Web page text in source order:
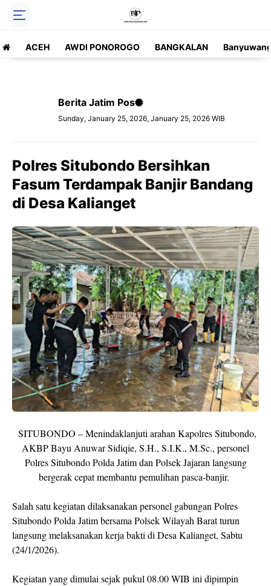
ACEH AWDI PONOROGO BANGKALAN
Berita Jatim Pos
Sunday, January 25, 2026, January 25, 2026 WIB
Polres Situbondo Bersihkan
Fasum Terdampak Banjir Bandang
di Desa Kalianget
SITUBONDO – Menindaklanjuti arahan Kapolres Situbondo,
AKBP Bayu Anuwar Sidiqie, S.H., S.I.K., M.Sc., personel
Polres Situbondo Polda Jatim dan Polsek Jajaran langsung
bergerak cepat membantu pemulihan pasca-banjir.
Salah satu kegiatan dilaksanakan personel gabungan Polres
Situbondo Polda Jatim bersama Polsek Wilayah Barat turun
langsung melaksanakan kerja bakti di Desa Kalianget, Sabtu
(24/1/2026).
Kegiatan yang dimulai sejak pukul 08.00 WIB ini dipimpin